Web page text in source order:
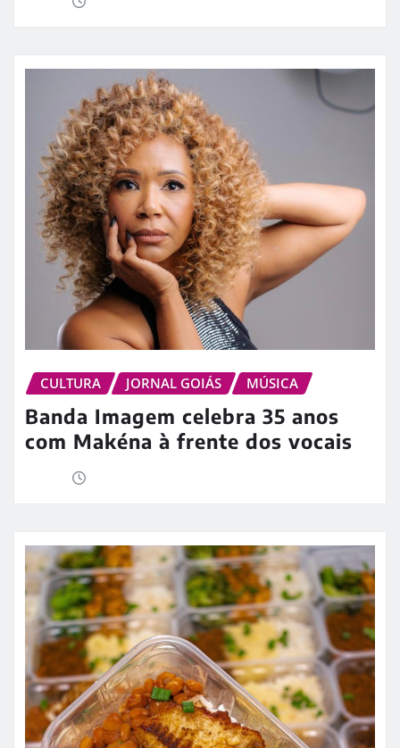
CULTURA JORNAL GOIÁS MÚSICA
Banda Imagem celebra 35 anos
com Makéna à frente dos vocais